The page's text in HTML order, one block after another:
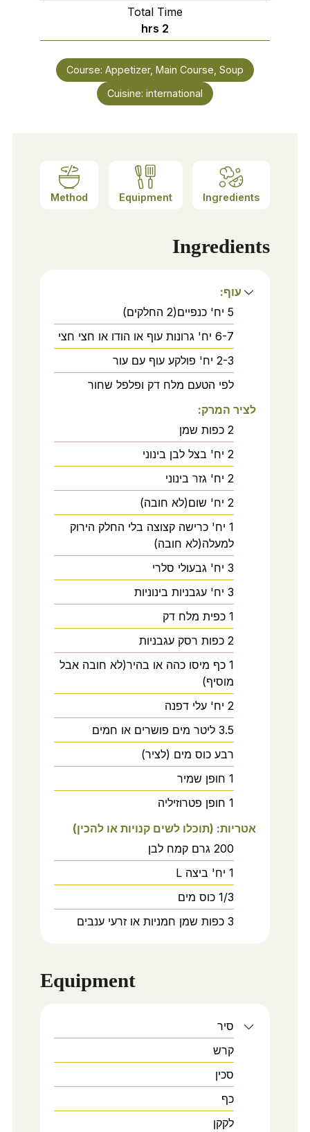
Total Time
2
hrs
Course: Appetizer, Main Course, Soup
Cuisine: international
Ingredients
Equipment
Method
Ingredients
עוף:
5 יח' כנפיים(2 החלקים)
6-7 יח' גרונות עוף או הודו או חצי חצי
2-3 יח' פולקע עוף עם עור
לפי הטעם מלח דק ופלפל שחור
לציר המרק:
2 כפות שמן
2 יח' בצל לבן בינוני
2 יח' גזר בינוני
2 יח' שום(לא חובה)
1 יח' כרישה קצוצה בלי החלק הירוק
למעלה(לא חובה)
3 יח' גבעולי סלרי
3 יח' עגבניות בינוניות
1 כפית מלח דק
2 כפות רסק עגבניות
1 כף מיסו כהה או בהיר(לא חובה אבל
מוסיף)
2 יח' עלי דפנה
3.5 ליטר מים פושרים או חמים
רבע כוס מים (לציר)
1 חופן שמיר
1 חופן פטרוזיליה
אטריות: (תוכלו לשים קנויות או להכין)
200 גרם קמח לבן
1 יח' ביצה L
1/3 כוס מים
3 כפות שמן חמניות או זרעי ענבים
Equipment
סיר
קרש
סכין
כף
לקקן